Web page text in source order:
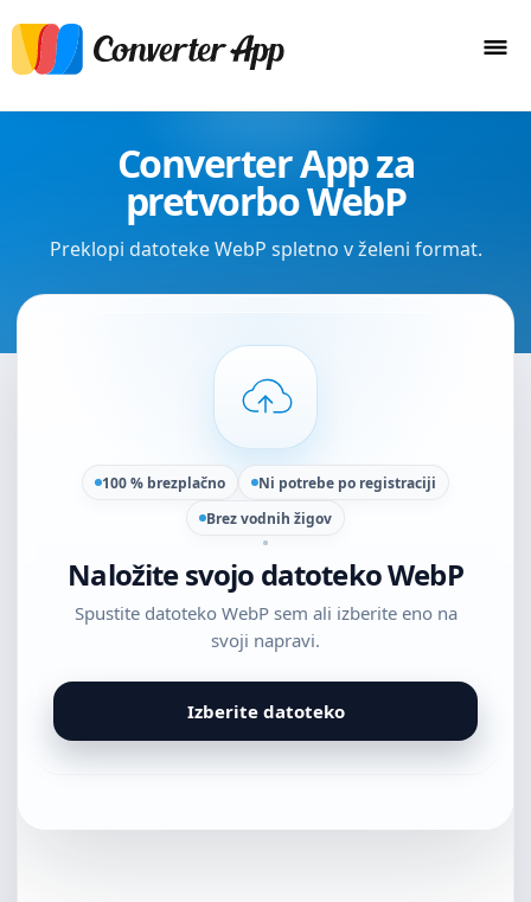
Converter App za
pretvorbo WebP
Preklopi datoteke WebP spletno v želeni format.
100 % brezplačno
Ni potrebe po registraciji
Brez vodnih žigov
Naložite svojo datoteko WebP
Spustite datoteko WebP sem ali izberite eno na
svoji napravi.
Izberite datoteko